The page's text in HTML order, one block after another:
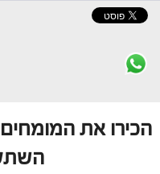
הכירו את